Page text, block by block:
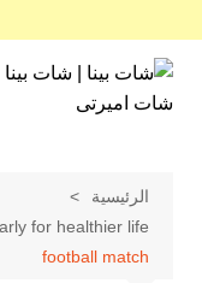
التجاوز
المحتوى
الرئيسية
for healthier life
football match